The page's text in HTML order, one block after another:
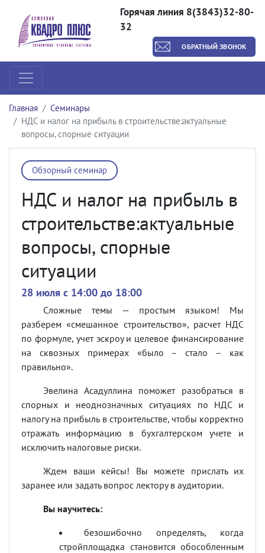
Горячая линия 8(3843)32-80-
32
ОБРАТНЫЙ ЗВОНОК
Главная
Семинары
НДС и налог на прибыль в строительстве:актуальные
вопросы, спорные ситуации
Обзорный семинар
НДС и налог на прибыль в
строительстве:актуальные
вопросы, спорные
ситуации
28 июля c 14:00 до 18:00
Сложные темы — простым языком! Мы
разберем «смешанное строительство», расчет НДС
по формуле, учет эскроу и целевое финансирование
на сквозных примерах «было – стало – как
правильно».
Эвелина Асадуллина поможет разобраться в
спорных и неоднозначных ситуациях по НДС и
налогу на прибыль в строительстве, чтобы корректно
отражать информацию в бухгалтерском учете и
исключить налоговые риски.
Ждем ваши кейсы! Вы можете прислать их
заранее или задать вопрос лектору в аудитории.
Вы научитесь:
безошибочно определять, когда
стройплощадка становится обособленным